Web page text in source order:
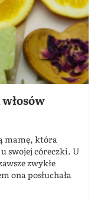
mamę, która
swojej córeczki. U
zwykłe
ona posłuchała